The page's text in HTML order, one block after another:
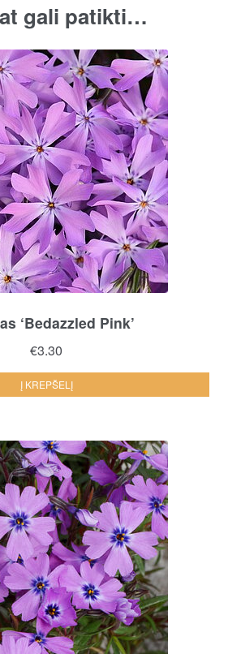
gali patikti…
‘Bedazzled Pink’
€3.30
Į KREPŠELĮ